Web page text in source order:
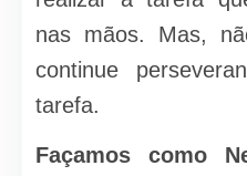
nas mãos. Mas,
continue
tarefa.
Façamos como